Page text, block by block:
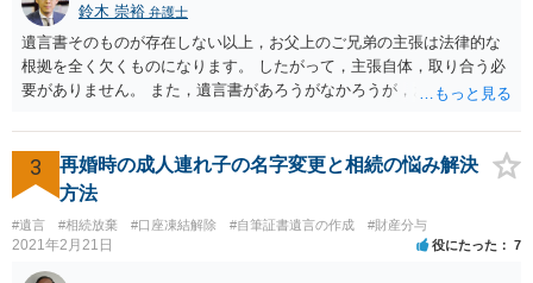
鈴木 崇裕 弁護士
遺言書そのものが存在しない以上，お父上のご兄弟の主張は法律的な
根拠を全く欠くものになります。 したがって，主張自体，取り合う必
要がありません。 また，遺言書があろうがなかろうが，お父上のご兄
ご回答にもありますが， 代理人弁護士をたてて，その弁護士から相手
方に対して， ・相続に関する主張は法的根拠がなく，一切応じないこ
と ・今後一切の連絡をしてこないでほしいこと ・連絡を継続してくる
ようであれば警察への通報や法的措置も辞さないこと などを記載した
書面を発送してもらうことがよろしいように思います。
3
再婚時の成人連れ子の名字変更と相続の悩み解決
方法
#遺言 #相続放棄 #口座凍結解除 #自筆証書遺言の作成 #財産分与
2021年2月21日 役にたった 7